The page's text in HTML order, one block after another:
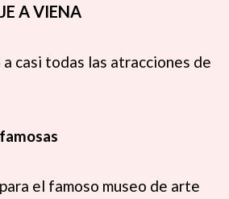
A VIENA
casi todas las atracciones de
el famoso museo de arte